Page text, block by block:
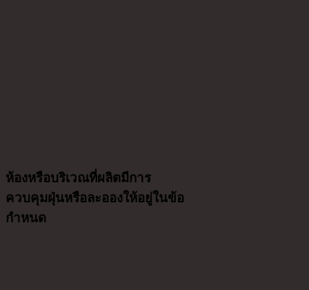
ห้องหรือบริเวณที่ผลิตมีการ
ควบคุมฝุ่นหรือละอองให้อยู่ในข้อ
กำหนด